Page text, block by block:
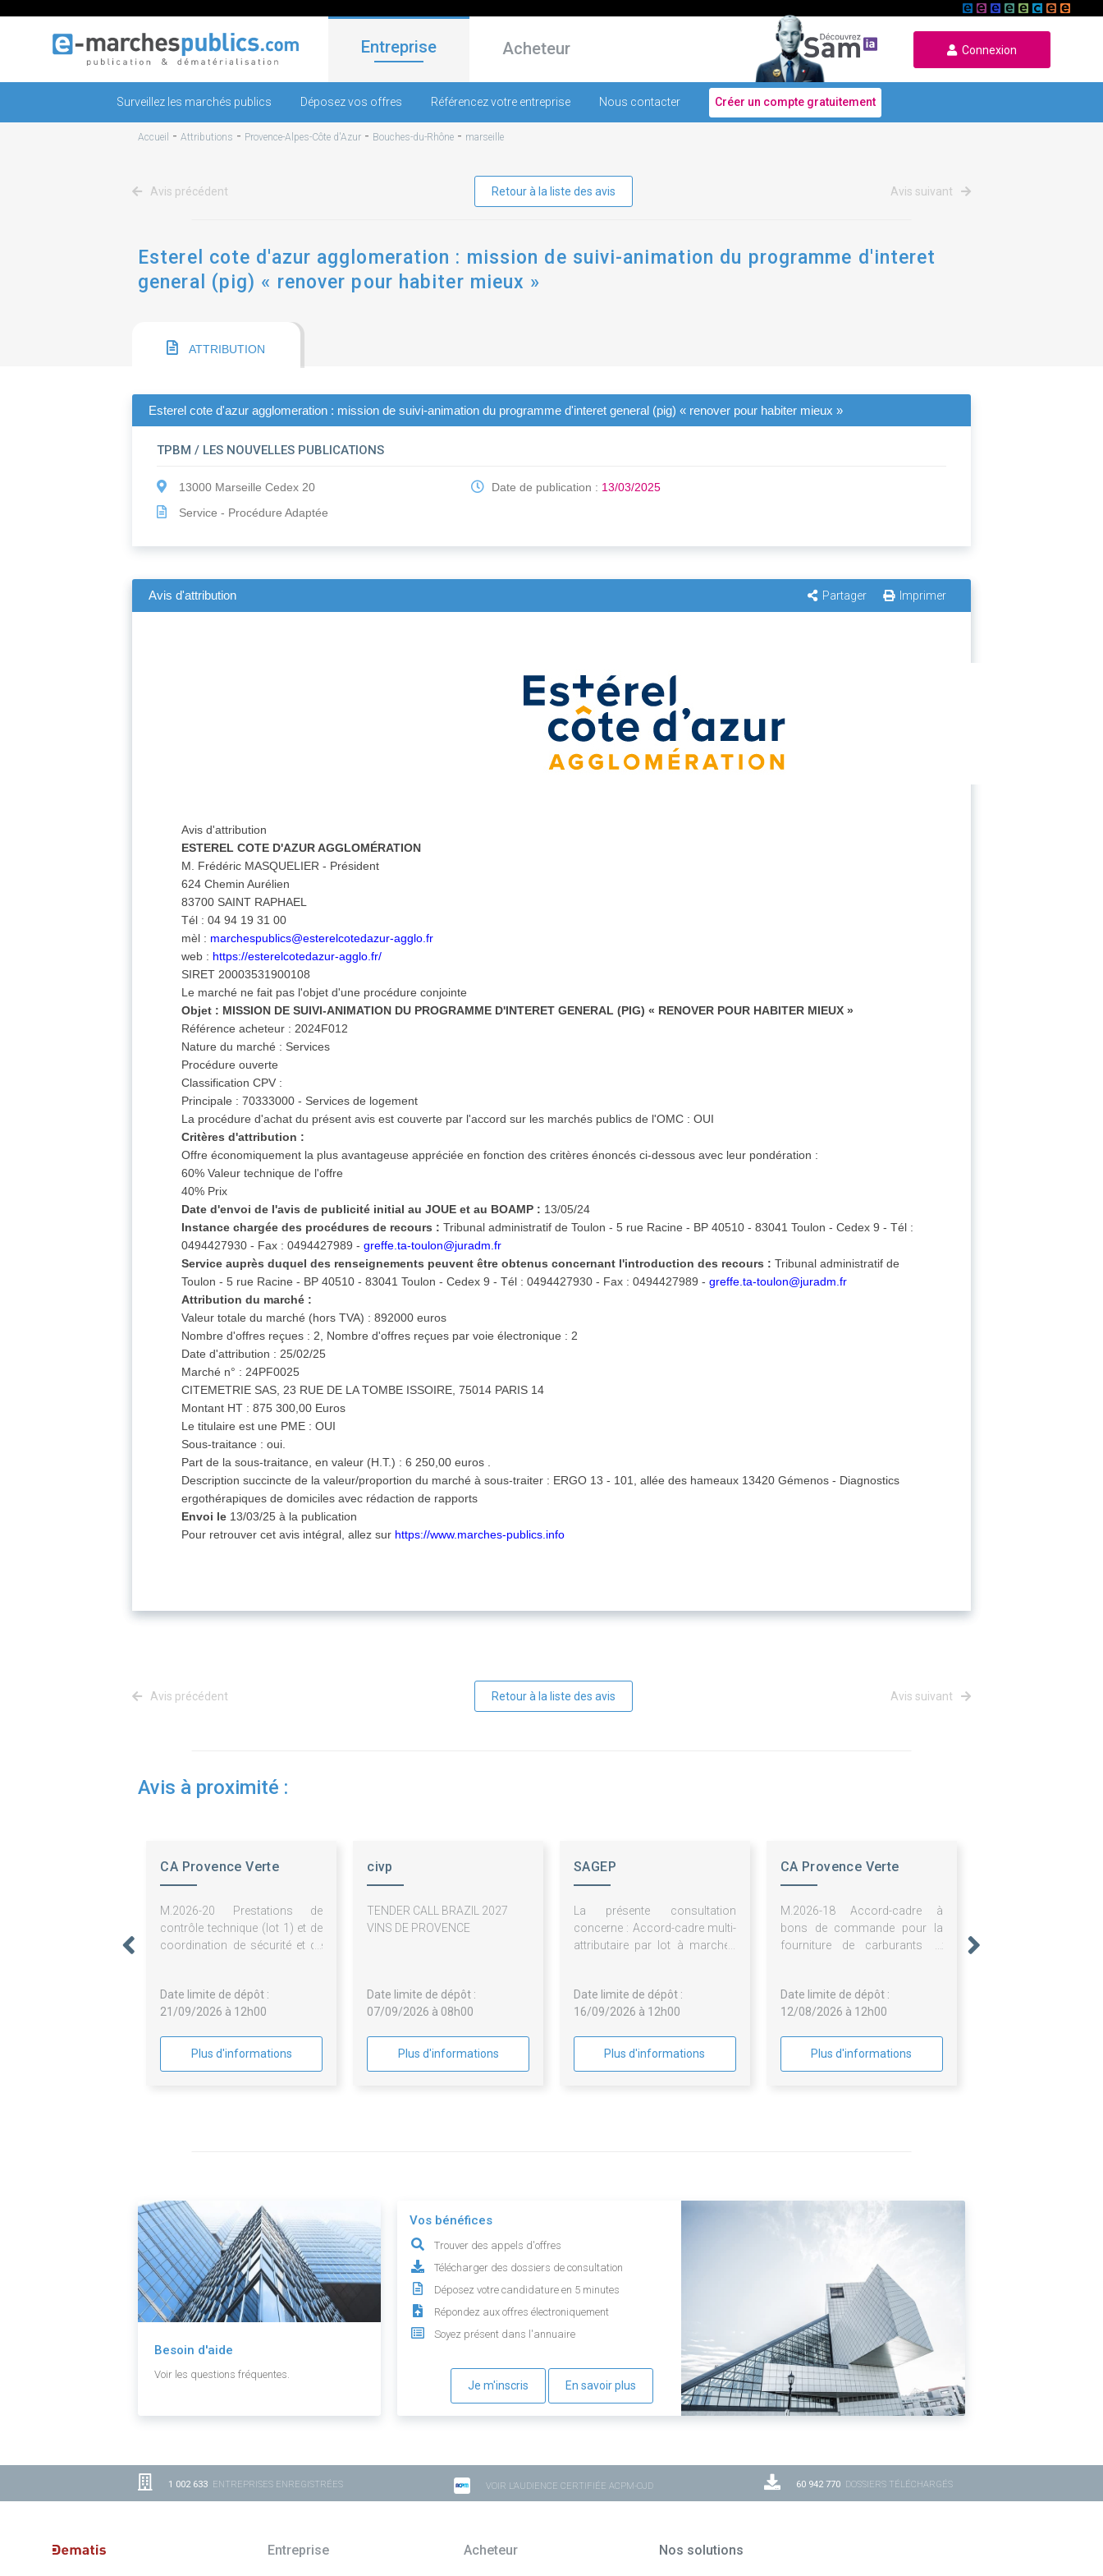
Entreprise Acheteur Connexion
Surveillez les marchés publics Déposez vos offres Référencez votre entreprise Nous contacter Créer un compte gratuitement
Accueil - Attributions - Provence-Alpes-Côte d'Azur - Bouches-du-Rhône - marseille
Avis précédent Retour à la liste des avis Avis suivant
Esterel cote d'azur agglomeration : mission de suivi-animation du programme d'interet
general (pig) « renover pour habiter mieux »
ATTRIBUTION
Esterel cote d'azur agglomeration : mission de suivi-animation du programme d'interet general (pig) « renover pour habiter mieux »
TPBM / LES NOUVELLES PUBLICATIONS
13000 Marseille Cedex 20
Service - Procédure Adaptée
Date de publication : 13/03/2025
Avis d'attribution Partager Imprimer
Avis d'attribution
ESTEREL COTE D'AZUR AGGLOMÉRATION
M. Frédéric MASQUELIER - Président
624 Chemin Aurélien
83700 SAINT RAPHAEL
Tél : 04 94 19 31 00
mèl : marchespublics@esterelcotedazur-agglo.fr
web : https://esterelcotedazur-agglo.fr/
SIRET 20003531900108
Le marché ne fait pas l'objet d'une procédure conjointe
Objet : MISSION DE SUIVI-ANIMATION DU PROGRAMME D'INTERET GENERAL (PIG) « RENOVER POUR HABITER MIEUX »
Référence acheteur : 2024F012
Nature du marché : Services
Procédure ouverte
Classification CPV :
Principale : 70333000 - Services de logement
La procédure d'achat du présent avis est couverte par l'accord sur les marchés publics de l'OMC : OUI
Critères d'attribution :
Offre économiquement la plus avantageuse appréciée en fonction des critères énoncés ci-dessous avec leur pondération :
60% Valeur technique de l'offre
40% Prix
Date d'envoi de l'avis de publicité initial au JOUE et au BOAMP : 13/05/24
Instance chargée des procédures de recours : Tribunal administratif de Toulon - 5 rue Racine - BP 40510 - 83041 Toulon - Cedex 9 - Tél :
0494427930 - Fax : 0494427989 -greffe.ta-toulon@juradm.fr
Service auprès duquel des renseignements peuvent être obtenus concernant l'introduction des recours : Tribunal administratif de
Toulon - 5 rue Racine - BP 40510 - 83041 Toulon - Cedex 9 - Tél : 0494427930 - Fax : 0494427989 -greffe.ta-toulon@juradm.fr
Attribution du marché :
Valeur totale du marché (hors TVA) : 892000 euros
Nombre d'offres reçues : 2, Nombre d'offres reçues par voie électronique : 2
Date d'attribution : 25/02/25
Marché n° : 24PF0025
CITEMETRIE SAS, 23 RUE DE LA TOMBE ISSOIRE, 75014 PARIS 14
Montant HT : 875 300,00 Euros
Le titulaire est une PME : OUI
Sous-traitance : oui.
Part de la sous-traitance, en valeur (H.T.) : 6 250,00 euros .
Description succincte de la valeur/proportion du marché à sous-traiter : ERGO 13 - 101, allée des hameaux 13420 Gémenos - Diagnostics
ergothérapiques de domiciles avec rédaction de rapports
Envoi le 13/03/25 à la publication
Pour retrouver cet avis intégral, allez sur https://www.marches-publics.info
Avis précédent Retour à la liste des avis Avis suivant
Avis à proximité :
CA Provence Verte
M.2026-20 Prestations de
contrôle technique (lot 1) et de
coordination de sécurité et de
l'extension du Musée des
Comtes de Provence et
scénographie à Brignoles
Date limite de dépôt :
21/09/2026 à 12h00
Plus d'informations
civp
TENDER CALL BRAZIL 2027
VINS DE PROVENCE
Date limite de dépôt :
07/09/2026 à 08h00
Plus d'informations
SAGEP
La présente consultation
concerne : Accord-cadre multi-
attributaire par lot à marchés
d'oeuvre relatives à la
rénovation bâtimentaire des
de rénovation des collèges du
Département du Var.
Date limite de dépôt :
16/09/2026 à 12h00
Plus d'informations
CA Provence Verte
M.2026-18 Accord-cadre à
bons de commande pour la
fourniture de carburants et
véhicules avec gestion via un
espace client en ligne
Date limite de dépôt :
12/08/2026 à 12h00
Plus d'informations
Besoin d'aide
Voir les questions fréquentes.
Vos bénéfices
Trouver des appels d'offres
Télécharger des dossiers de consultation
Déposez votre candidature en 5 minutes
Répondez aux offres électroniquement
Soyez présent dans l'annuaire
Je m'inscris En savoir plus
1 002 633 ENTREPRISES ENREGISTRÉES VOIR L'AUDIENCE CERTIFIÉE ACPM-OJD 60 942 770 DOSSIERS TÉLÉCHARGÉS
Entreprise Acheteur Nos solutions